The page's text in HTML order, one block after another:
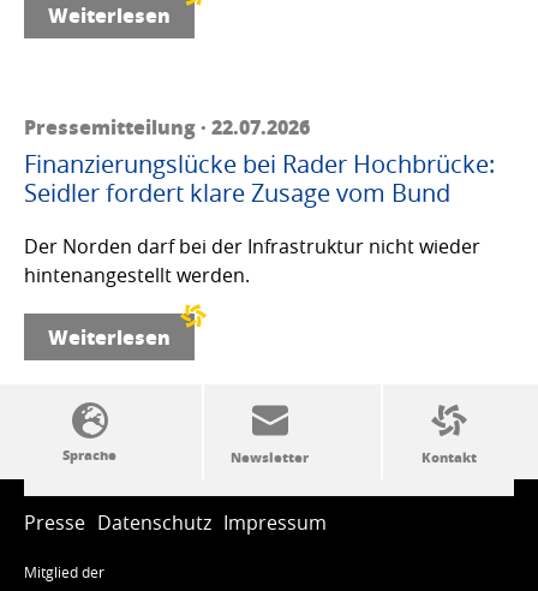
Weiterlesen
Pressemitteilung · 22.07.2026
Finanzierungslücke bei Rader Hochbrücke:
Seidler fordert klare Zusage vom Bund
Der Norden darf bei der Infrastruktur nicht wieder
hintenangestellt werden.
Weiterlesen
SSW-Politik von A bis Z
Presse Datenschutz Impressum
Mitglied der